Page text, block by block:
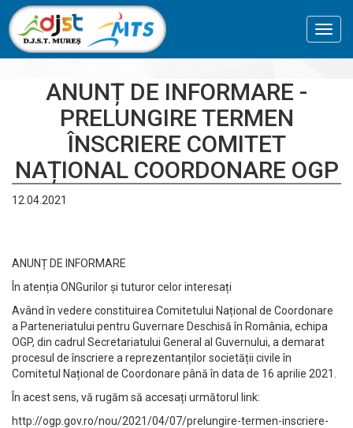
ANUNȚ DE INFORMARE -
PRELUNGIRE TERMEN
ÎNSCRIERE COMITET
NAȚIONAL COORDONARE OGP
12.04.2021
ANUNȚ DE INFORMARE
În atenția ONGurilor și tuturor celor interesați
Având în vedere constituirea Comitetului Național de Coordonare
a Parteneriatului pentru Guvernare Deschisă în România, echipa
OGP, din cadrul Secretariatului General al Guvernului, a demarat
procesul de înscriere a reprezentanților societății civile în
Comitetul Național de Coordonare până în data de 16 aprilie 2021.
În acest sens, vă rugăm să accesați următorul link:
http://ogp.gov.ro/nou/2021/04/07/prelungire-termen-inscriere-